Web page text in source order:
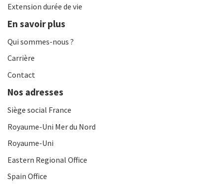
Extension durée de vie
En savoir plus
Qui sommes-nous ?
Carrière
Contact
Nos adresses
Siège social France
Royaume-Uni Mer du Nord
Royaume-Uni
Eastern Regional Office
Spain Office